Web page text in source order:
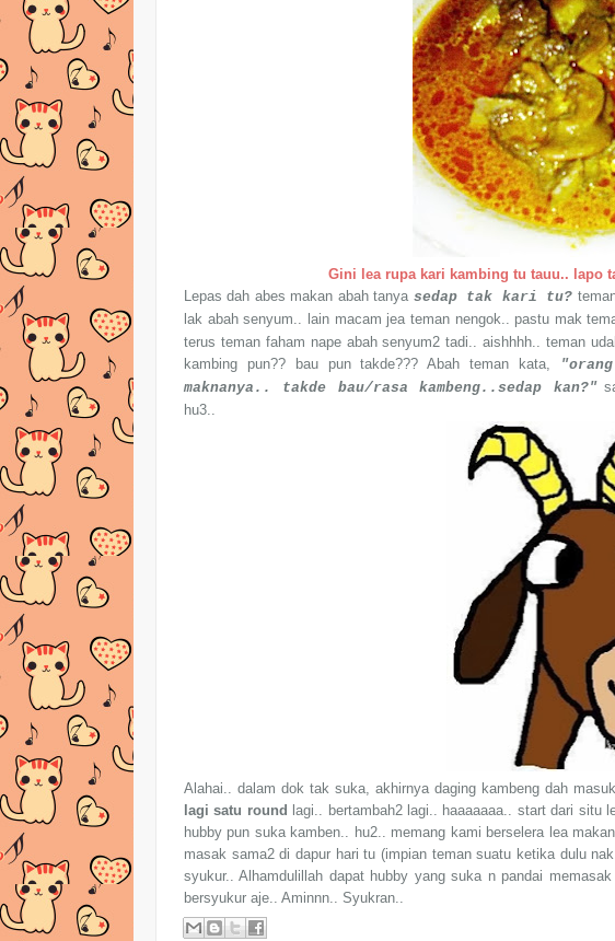
Gini lea rupa kari kambing tu tauu.. lapo
Lepas dah abes makan abah tanya sedap tak kari tu?
lak abah senyum.. lain macam jea teman nengok.. pastu mak
terus teman faham nape abah senyum2 tadi.. aishhhh.. teman
kambing pun?? bau pun takde??? Abah teman kata,
maknanya.. takde bau/rasa kambeng..sedap kan?"
hu3..
Alahai.. dalam dok tak suka, akhirnya daging kambeng dah
lagi satu round lagi.. bertambah2 lagi.. haaaaaaa.. start dari situ
hubby pun suka kamben.. hu2.. memang kami berselera lea
masak sama2 di dapur hari tu (impian teman suatu ketika dulu
syukur.. Alhamdulillah dapat hubby yang suka n pandai
bersyukur aje.. Aminnn.. Syukran..